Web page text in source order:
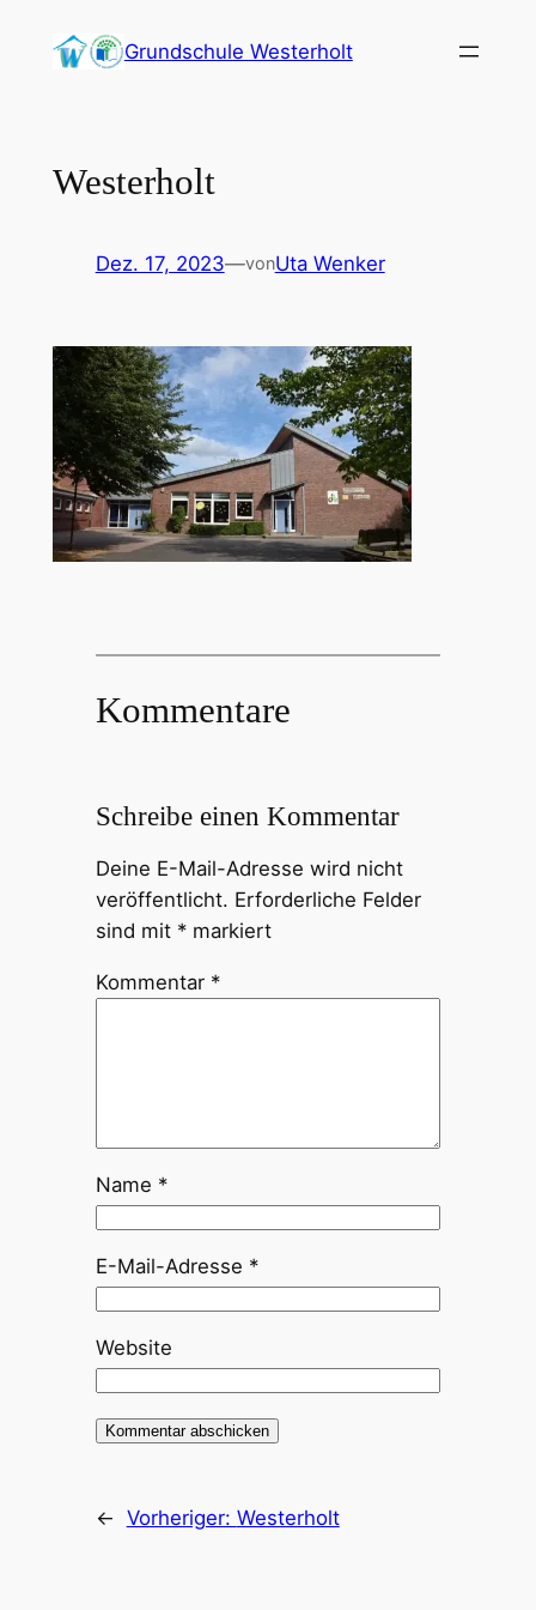
Inhalt
Grundschule Westerholt
Westerholt
Dez. 17, 2023—vonUta Wenker
Kommentare
Schreibe einen Kommentar
Deine E-Mail-Adresse wird nicht
veröffentlicht. Erforderliche Felder
sind mit *markiert
Kommentar *
Name *
E-Mail-Adresse *
Website
← Vorheriger: Westerholt